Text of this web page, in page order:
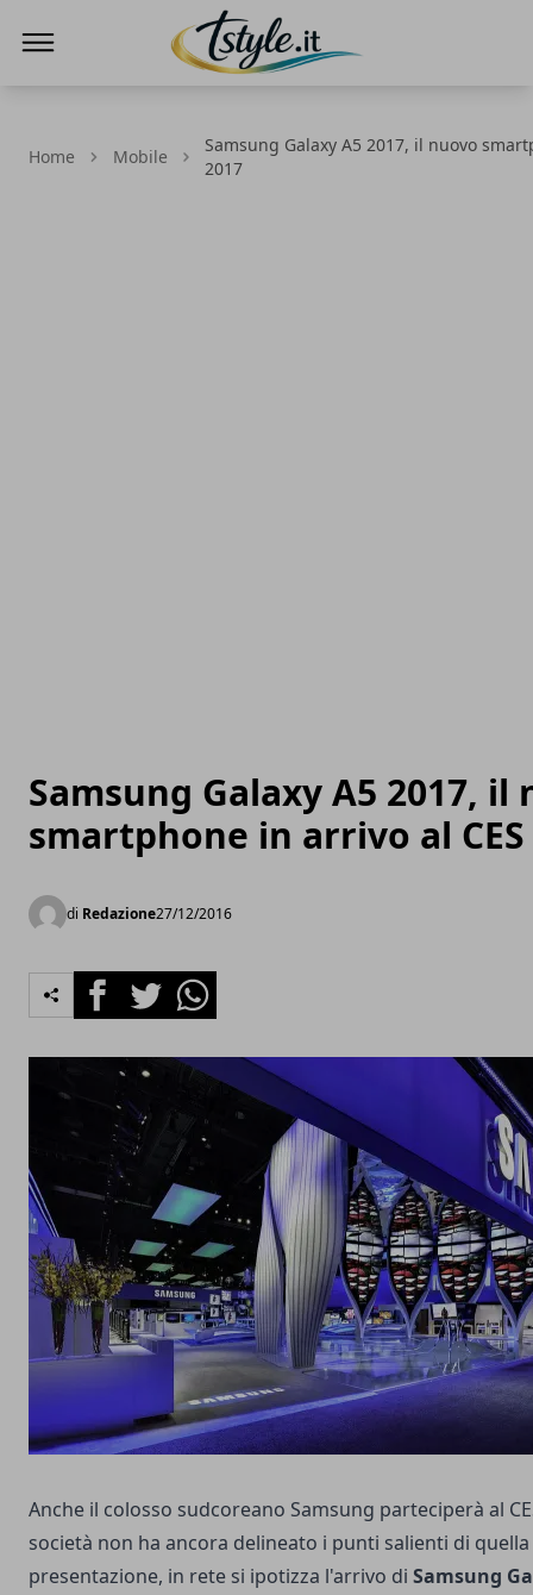
Home Mobile
Samsung Galaxy A5 2017, il nuovo
2017
Samsung Galaxy A5 2017, il
smartphone in arrivo al CES
di Redazione27/12/2016
FacebookTwitterWhatsapp
Anche il colosso sudcoreano Samsung parteciperà al
società non ha ancora delineato i punti salienti di quella
presentazione, in rete si ipotizza l'arrivo di Samsung